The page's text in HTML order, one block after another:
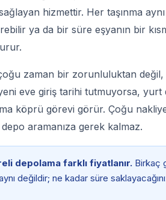
hizmettir. Her taşınma
ya da bir süre eşyanın bir
zaman bir zorunluluktan değil,
eve giriş tarihi tutmuyorsa, yurt
köprü görevi görür. Çoğu
aramanıza gerek kalmaz.
depolama farklı fiyatlanır. Birkaç
değildir; ne kadar süre